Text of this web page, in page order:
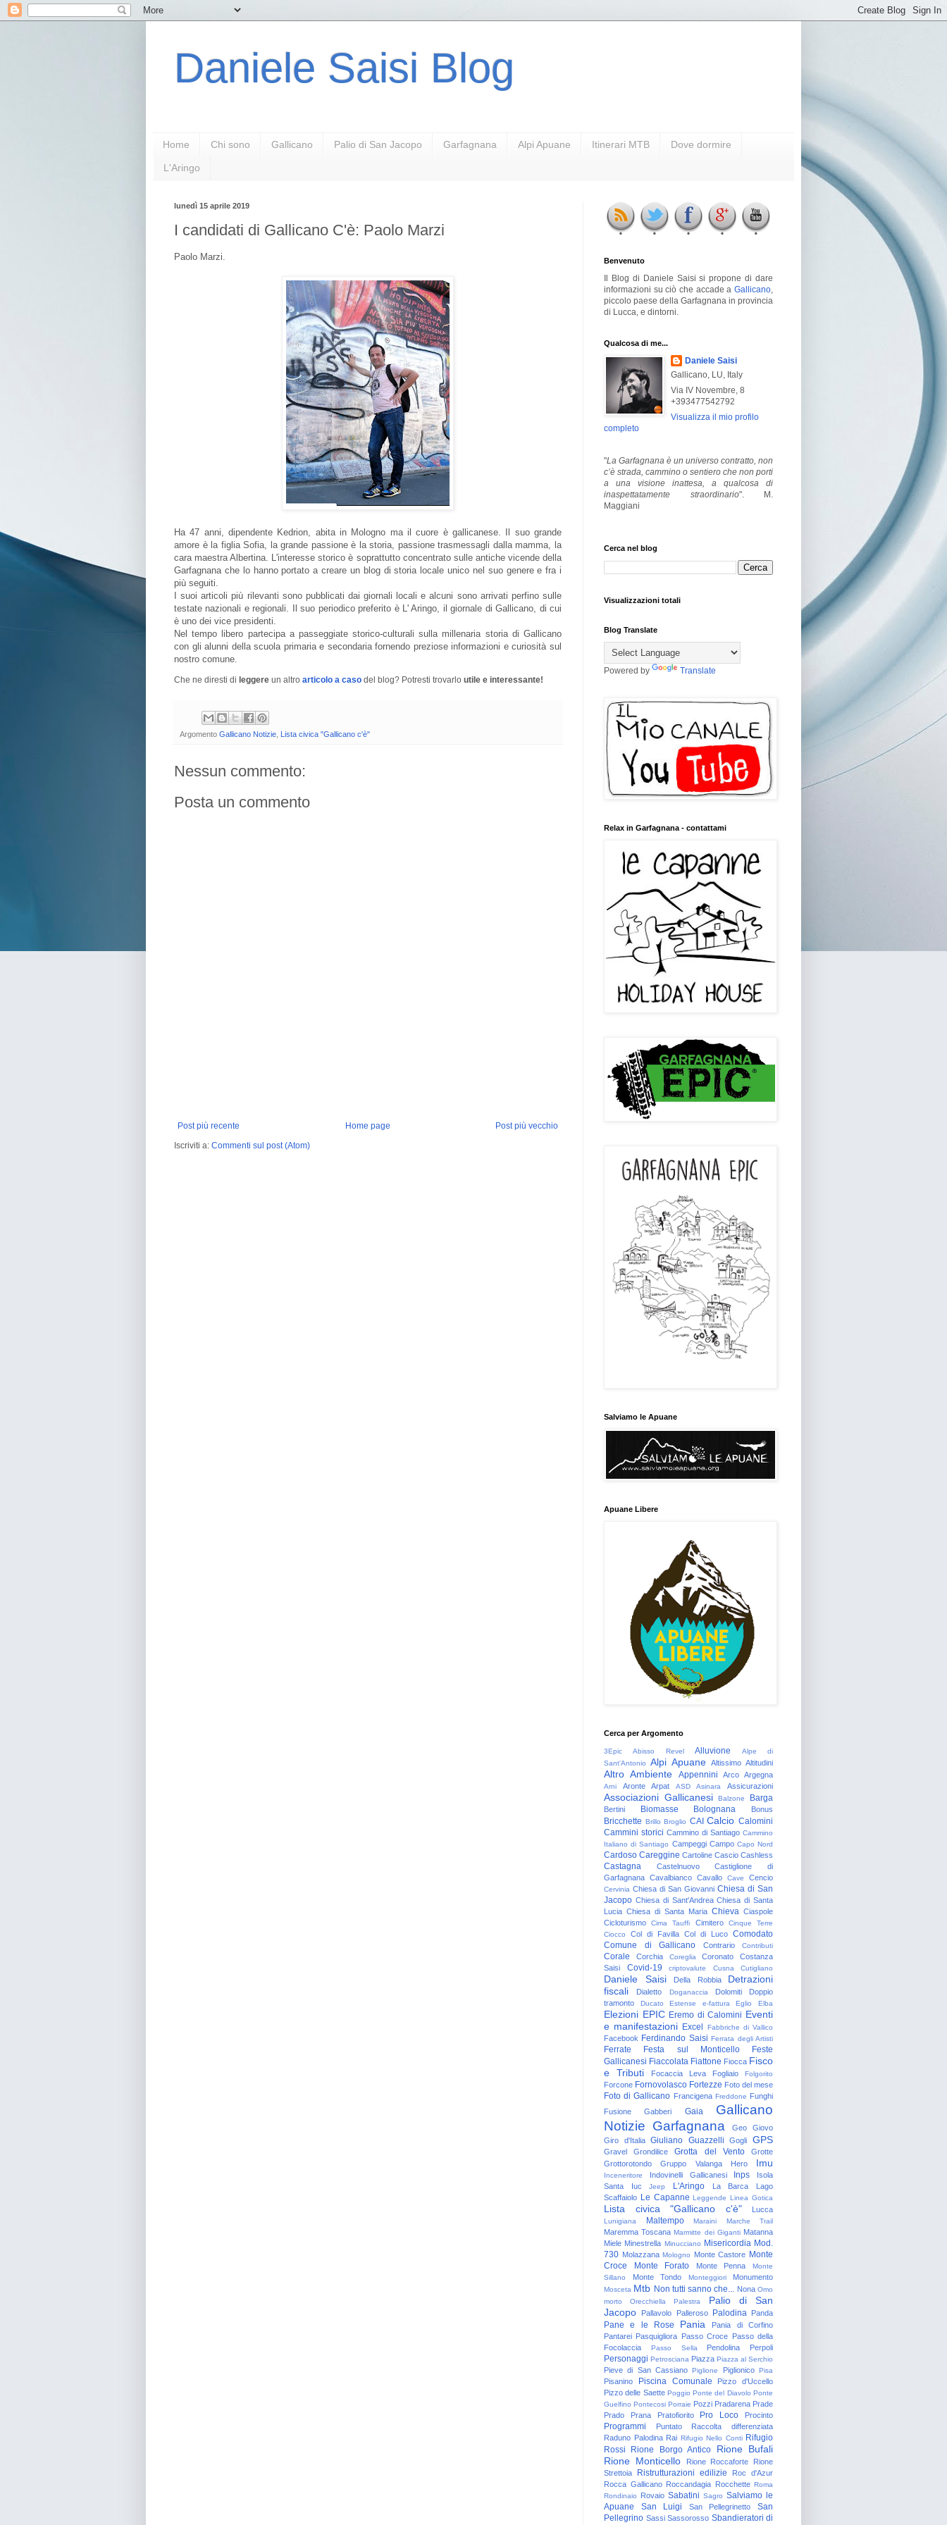
Daniele Saisi Blog
Home Chi sono Gallicano Palio di San Jacopo Garfagnana Alpi Apuane Itinerari MTB Dove dormire
L'Aringo
lunedì 15 aprile 2019
I candidati di Gallicano C'è: Paolo Marzi
Paolo Marzi.
Ha 47 anni, dipendente Kedrion, abita in Mologno ma il cuore è gallicanese. Il suo grande
amore è la figlia Sofia, la grande passione è la storia, passione trasmessagli dalla mamma, la
cara maestra Albertina. L'interesse storico è soprattutto concentrato sulle antiche vicende della
Garfagnana che lo hanno portato a creare un blog di storia locale unico nel suo genere e fra i
più seguiti.
I suoi articoli più rilevanti sono pubblicati dai giornali locali e alcuni sono arrivati perfino sulle
testate nazionali e regionali. Il suo periodico preferito è L' Aringo, il giornale di Gallicano, di cui
è uno dei vice presidenti.
Nel tempo libero partecipa a passeggiate storico-culturali sulla millenaria storia di Gallicano
con gli alunni della scuola primaria e secondaria fornendo preziose informazioni e curiosità sul
nostro comune.
Che ne diresti di leggere un altro articolo a caso del blog? Potresti trovarlo utile e interessante!
Argomento Gallicano Notizie Lista civica "Gallicano c'è"
Nessun commento:
Posta un commento
Post più recente Post più vecchio
Home page
Iscriviti a: Commenti sul post (Atom)
Benvenuto
Il Blog di Daniele Saisi si propone di dare
informazioni su ciò che accade a Gallicano
piccolo paese della Garfagnana in provincia
di Lucca, e dintorni.
Qualcosa di me...
Daniele Saisi
Gallicano, LU, Italy
Via IV Novembre, 8
+393477542792
Visualizza il mio profilo
completo
"La Garfagnana è un universo contratto, non
c’è strada, cammino o sentiero che non porti
a una visione inattesa, a qualcosa di
inaspettatamente straordinario". M.
Maggiani
Cerca nel blog
Visualizzazioni totali
Blog Translate
Powered by Translate
Relax in Garfagnana - contattami
Salviamo le Apuane
Apuane Libere
Cerca per Argomento
3Epic Abisso Revel Alluvione
Alpe di
Sant'Antonio
Alpi Apuane Altissimo Altitudini
Altro Ambiente Appennini Arco Argegna
Arni Aronte Arpat ASD Asinara Assicurazioni
Associazioni Gallicanesi Balzone Barga
Bertini Biomasse Bolognana Bonus
Bricchette Brillo Broglio CAI Calcio Calomini
Cammini storici Cammino di Santiago Cammino
Italiano di Santiago Campeggi Campo Capo Nord
Cardoso Careggine Cartoline Cascio Cashless
Castagna Castelnuovo
Castiglione di
Garfagnana Cavalbianco Cavallo Cave Cencio
Cervinia Chiesa di San Giovanni Chiesa di San
Jacopo Chiesa di Sant'Andrea Chiesa di Santa
Lucia Chiesa di Santa Maria Chieva Ciaspole
Cicloturismo
Cima Tauffi Cimitero
Cinque Terre
Ciocco
Col di Favilla Col di Luco Comodato
Comune di Gallicano
Contrario Contributi
Corale Corchia Coreglia Coronato
Costanza
Saisi
Covid-19 criptovalute Cusna Cutigliano
Daniele Saisi Della Robbia
Detrazioni
fiscali
Dialetto Doganaccia Dolomiti
Doppio
tramonto
Ducato Estense e-fattura Eglio Elba
Elezioni EPIC Eremo di Calomini Eventi
e manifestazioni Excel Fabbriche di Vallico
Facebook Ferdinando Saisi Ferrata degli Artisti
Ferrate Festa sul Monticello
Feste
Gallicanesi Fiaccolata Fiattone Fiocca Fisco
e Tributi
Focaccia Leva Fogliaio Folgorito
Forcone Fornovolasco Fortezze Foto del mese
Foto di Gallicano Francigena Freddone Funghi
Fusione
Gabberi Gaia
Gallicano
Notizie Garfagnana Geo
Giovo
Giro d'Italia
Giuliano Guazzelli Gogli GPS
Gravel Grondilice Grotta del Vento
Grotte
Grottorotondo
Gruppo Valanga Hero Imu
Inceneritore Indovinelli Gallicanesi Inps
Isola
Santa
Iuc Jeep L'Aringo La Barca
Lago
Scaffaiolo Le Capanne Leggende Linea Gotica
Lista civica "Gallicano c'è" Lucca
Lunigiana Maltempo Maraini Marche Trail
Maremma Toscana Marmitte dei Giganti Matanna
Miele Minestrella Minucciano Misericordia Mod.
730 Molazzana Mologno Monte Castore Monte
Croce
Monte Forato Monte Penna
Monte
Sillano
Monte Tondo Monteggiori Monumento
Mosceta Mtb Non tutti sanno che... Nona Omo
morto
Orecchiella Palestra
Palio di San
Jacopo
Pallavolo Palleroso Palodina Panda
Pane e le Rose Pania
Pania di Corfino
Pantarei Pasquigliora Passo Croce Passo della
Focolaccia
Passo Sella Pendolina Perpoli
Personaggi Petrosciana Piazza Piazza al Serchio
Pieve di San Cassiano Piglione Piglionico Pisa
Pisanino Piscina Comunale
Pizzo d'Uccello
Pizzo delle Saette Poggio Ponte del Diavolo Ponte
Guelfino Pontecosi Porraie Pozzi Pradarena Prade
Prado
Prana Pratofiorito Pro Loco Procinto
Programmi Puntato
Raccolta differenziata
Raduno Palodina Rai Rifugio Nello Conti Rifugio
Rossi
Rione Borgo Antico
Rione Bufali
Rione Monticello
Rione Roccaforte
Rione
Strettoia
Ristrutturazioni edilizie
Roc d'Azur
Rocca Gallicano Roccandagia Rocchette Roma
Rondinaio
Rovaio Sabatini Sagro Salviamo le
Apuane
San Luigi San Pellegrinetto
San
Pellegrino Sassi Sassorosso Sbandieratori di